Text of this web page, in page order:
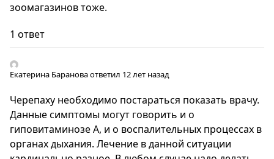
зоомагазинов тоже.
1 ответ
Екатерина Барановаответил 12 лет назад
Черепаху необходимо постараться показать врачу.
Данные симптомы могут говорить и о
гиповитаминозе А, и о воспалительных процессах в
органах дыхания. Лечение в данной ситуации